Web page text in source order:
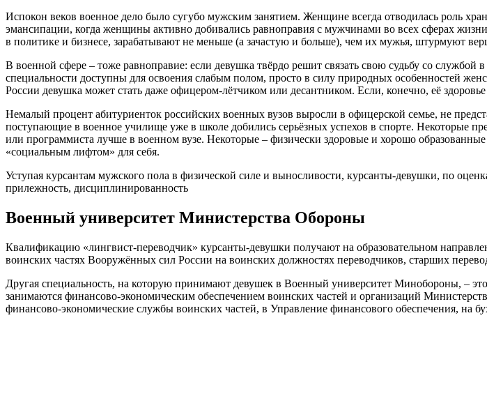
Испокон веков военное дело было сугубо мужским занятием. Женщине всегда отводилась роль
эмансипации, когда женщины активно добивались равноправия с мужчинами во всех сферах
в политике и бизнесе, зарабатывают не меньше (а зачастую и больше), чем их мужья, штурмуют
В военной сфере – тоже равноправие: если девушка твёрдо решит связать свою судьбу со
специальности доступны для освоения слабым полом, просто в силу природных особенностей
России девушка может стать даже офицером-лётчиком или десантником. Если, конечно, её
Немалый процент абитуриенток российских военных вузов выросли в офицерской семье, не
поступающие в военное училище уже в школе добились серьёзных успехов в спорте. Некоторые
или программиста лучше в военном вузе. Некоторые – физически здоровые и хорошо
«социальным лифтом» для себя.
Уступая курсантам мужского пола в физической силе и выносливости, курсанты-девушки, по
прилежность, дисциплинированность
Военный университет Министерства Обороны
Квалификацию «лингвист-переводчик» курсанты-девушки получают на образовательном
воинских частях Вооружённых сил России на воинских должностях переводчиков, старших
Другая специальность, на которую принимают девушек в Военный университет Минобороны, –
занимаются финансово-экономическим обеспечением воинских частей и организаций
финансово-экономические службы воинских частей, в Управление финансового обеспечения, на